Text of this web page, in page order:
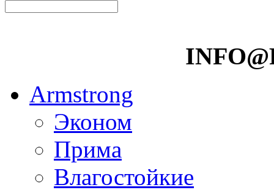
Armstrong
Эконом
Прима
Влагостойкие